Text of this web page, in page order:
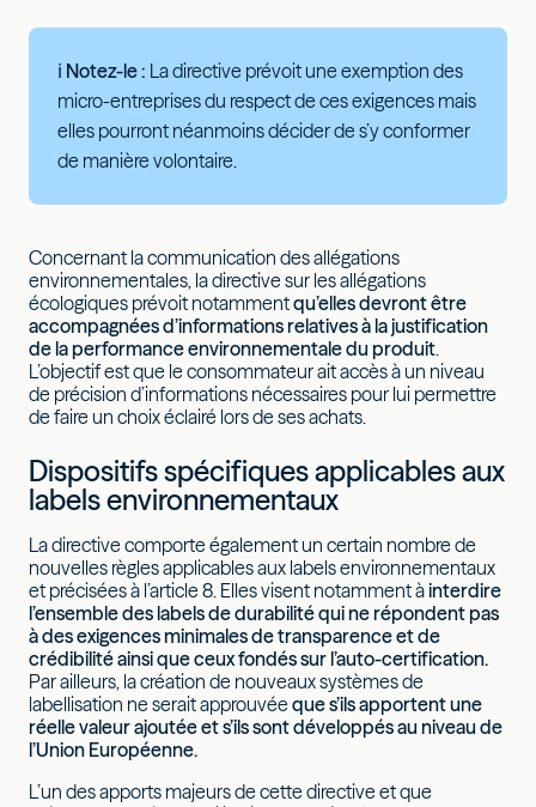
ℹ Notez-le : La directive prévoit une exemption des
micro-entreprises du respect de ces exigences mais
elles pourront néanmoins décider de s’y conformer
de manière volontaire.
Concernant la communication des allégations
environnementales, la directive sur les allégations
écologiques prévoit notammentqu’elles devront être
accompagnées d’informations relatives à la justification
de la performance environnementale du produit
L’objectif est que le consommateur ait accès à un niveau
de précision d’informations nécessaires pour lui permettre
de faire un choix éclairé lors de ses achats.
Dispositifs spécifiques applicables aux
labels environnementaux
La directive comporte également un certain nombre de
nouvelles règles applicables aux labels environnementaux
et précisées à l’article 8. Elles visent notamment àinterdire
l’ensemble des labels de durabilité qui ne répondent pas
à des exigences minimales de transparence et de
crédibilité ainsi que ceux fondés sur l’auto-certification.
Par ailleurs, la création de nouveaux systèmes de
labellisation ne serait approuvée que s’ils apportent une
réelle valeur ajoutéeet s’ils sont développés au niveau de
l’Union Européenne.
L’un des apports majeurs de cette directive et que